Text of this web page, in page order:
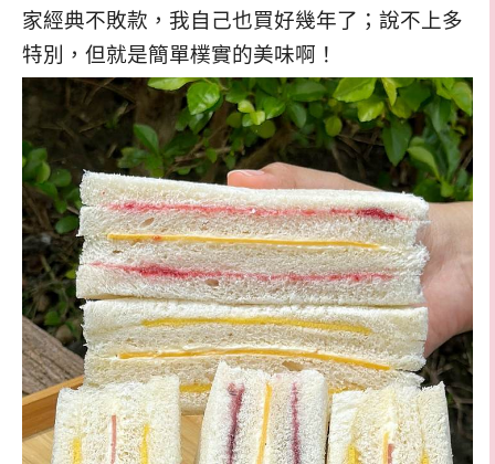
家經典不敗款，我自己也買好幾年了；說不上多
特別，但就是簡單樸實的美味啊！